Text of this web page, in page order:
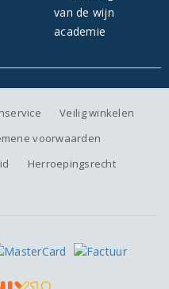
Veilig winkelen
voorwaarden
Herroepingsrecht